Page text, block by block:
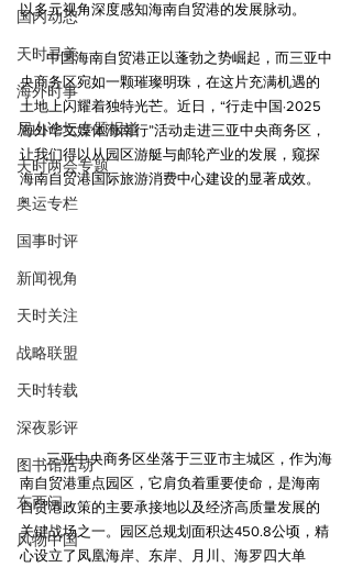
国内动态
天时寻美
海外时事
尼山论坛专题报道
天时两会专题
奥运专栏
国事时评
新闻视角
天时关注
战略联盟
天时转载
深夜影评
图书馆活动
东西问
风物中国
以多元视角深度感知海南自贸港的发展脉动。
中国海南自贸港正以蓬勃之势崛起，而三亚中
央商务区宛如一颗璀璨明珠，在这片充满机遇的
土地上闪耀着独特光芒。近日，“行走中国·2025
海外华文媒体海南行”活动走进三亚中央商务区，
让我们得以从园区游艇与邮轮产业的发展，窥探
海南自贸港国际旅游消费中心建设的显著成效。
三亚中央商务区坐落于三亚市主城区，作为海
南自贸港重点园区，它肩负着重要使命，是海南
自贸港政策的主要承接地以及经济高质量发展的
关键战场之一。园区总规划面积达450.8公顷，精
心设立了凤凰海岸、东岸、月川、海罗四大单